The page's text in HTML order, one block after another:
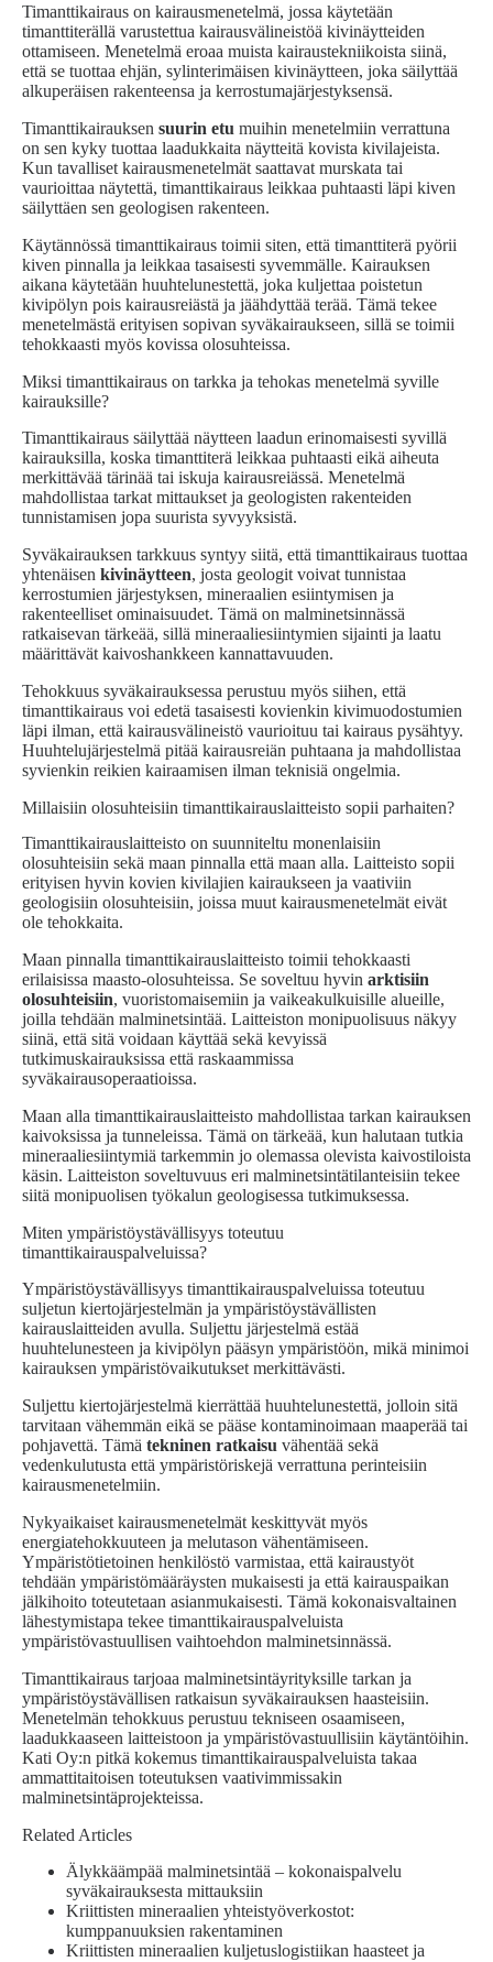
Timanttikairaus on kairausmenetelmä, jossa käytetään
timanttiterällä varustettua kairausvälineistöä kivinäytteiden
ottamiseen. Menetelmä eroaa muista kairaustekniikoista siinä,
että se tuottaa ehjän, sylinterimäisen kivinäytteen, joka säilyttää
alkuperäisen rakenteensa ja kerrostumajärjestyksensä.
Timanttikairauksen suurin etu muihin menetelmiin verrattuna
on sen kyky tuottaa laadukkaita näytteitä kovista kivilajeista.
Kun tavalliset kairausmenetelmät saattavat murskata tai
vaurioittaa näytettä, timanttikairaus leikkaa puhtaasti läpi kiven
säilyttäen sen geologisen rakenteen.
Käytännössä timanttikairaus toimii siten, että timanttiterä pyörii
kiven pinnalla ja leikkaa tasaisesti syvemmälle. Kairauksen
aikana käytetään huuhtelunestettä, joka kuljettaa poistetun
kivipölyn pois kairausreiästä ja jäähdyttää terää. Tämä tekee
menetelmästä erityisen sopivan syväkairaukseen, sillä se toimii
tehokkaasti myös kovissa olosuhteissa.
Miksi timanttikairaus on tarkka ja tehokas menetelmä syville
kairauksille?
Timanttikairaus säilyttää näytteen laadun erinomaisesti syvillä
kairauksilla, koska timanttiterä leikkaa puhtaasti eikä aiheuta
merkittävää tärinää tai iskuja kairausreiässä. Menetelmä
mahdollistaa tarkat mittaukset ja geologisten rakenteiden
tunnistamisen jopa suurista syvyyksistä.
Syväkairauksen tarkkuus syntyy siitä, että timanttikairaus tuottaa
yhtenäisen kivinäytteen, josta geologit voivat tunnistaa
kerrostumien järjestyksen, mineraalien esiintymisen ja
rakenteelliset ominaisuudet. Tämä on malminetsinnässä
ratkaisevan tärkeää, sillä mineraaliesiintymien sijainti ja laatu
määrittävät kaivoshankkeen kannattavuuden.
Tehokkuus syväkairauksessa perustuu myös siihen, että
timanttikairaus voi edetä tasaisesti kovienkin kivimuodostumien
läpi ilman, että kairausvälineistö vaurioituu tai kairaus pysähtyy.
Huuhtelujärjestelmä pitää kairausreiän puhtaana ja mahdollistaa
syvienkin reikien kairaamisen ilman teknisiä ongelmia.
Millaisiin olosuhteisiin timanttikairauslaitteisto sopii parhaiten?
Timanttikairauslaitteisto on suunniteltu monenlaisiin
olosuhteisiin sekä maan pinnalla että maan alla. Laitteisto sopii
erityisen hyvin kovien kivilajien kairaukseen ja vaativiin
geologisiin olosuhteisiin, joissa muut kairausmenetelmät eivät
ole tehokkaita.
Maan pinnalla timanttikairauslaitteisto toimii tehokkaasti
erilaisissa maasto-olosuhteissa. Se soveltuu hyvin arktisiin
olosuhteisiin, vuoristomaisemiin ja vaikeakulkuisille alueille,
joilla tehdään malminetsintää. Laitteiston monipuolisuus näkyy
siinä, että sitä voidaan käyttää sekä kevyissä
tutkimuskairauksissa että raskaammissa
syväkairausoperaatioissa.
Maan alla timanttikairauslaitteisto mahdollistaa tarkan kairauksen
kaivoksissa ja tunneleissa. Tämä on tärkeää, kun halutaan tutkia
mineraaliesiintymiä tarkemmin jo olemassa olevista kaivostiloista
käsin. Laitteiston soveltuvuus eri malminetsintätilanteisiin tekee
siitä monipuolisen työkalun geologisessa tutkimuksessa.
Miten ympäristöystävällisyys toteutuu
timanttikairauspalveluissa?
Ympäristöystävällisyys timanttikairauspalveluissa toteutuu
suljetun kiertojärjestelmän ja ympäristöystävällisten
kairauslaitteiden avulla. Suljettu järjestelmä estää
huuhtelunesteen ja kivipölyn pääsyn ympäristöön, mikä minimoi
kairauksen ympäristövaikutukset merkittävästi.
Suljettu kiertojärjestelmä kierrättää huuhtelunestettä, jolloin sitä
tarvitaan vähemmän eikä se pääse kontaminoimaan maaperää tai
pohjavettä. Tämä tekninen ratkaisu vähentää sekä
vedenkulutusta että ympäristöriskejä verrattuna perinteisiin
kairausmenetelmiin.
Nykyaikaiset kairausmenetelmät keskittyvät myös
energiatehokkuuteen ja melutason vähentämiseen.
Ympäristötietoinen henkilöstö varmistaa, että kairaustyöt
tehdään ympäristömääräysten mukaisesti ja että kairauspaikan
jälkihoito toteutetaan asianmukaisesti. Tämä kokonaisvaltainen
lähestymistapa tekee timanttikairauspalveluista
ympäristövastuullisen vaihtoehdon malminetsinnässä.
Timanttikairaus tarjoaa malminetsintäyrityksille tarkan ja
ympäristöystävällisen ratkaisun syväkairauksen haasteisiin.
Menetelmän tehokkuus perustuu tekniseen osaamiseen,
laadukkaaseen laitteistoon ja ympäristövastuullisiin käytäntöihin.
Kati Oy:n pitkä kokemus timanttikairauspalveluista takaa
ammattitaitoisen toteutuksen vaativimmissakin
malminetsintäprojekteissa.
Related Articles
Älykkäämpää malminetsintää – kokonaispalvelu
syväkairauksesta mittauksiin
Kriittisten mineraalien yhteistyöverkostot:
kumppanuuksien rakentaminen
Kriittisten mineraalien kuljetuslogistiikan haasteet ja